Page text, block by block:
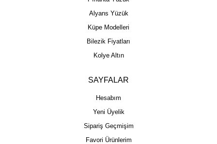
Alyans Yüzük
Küpe Modelleri
Bilezik Fiyatları
Kolye Altın
SAYFALAR
Hesabım
Yeni Üyelik
Sipariş Geçmişim
Favori Ürünlerim